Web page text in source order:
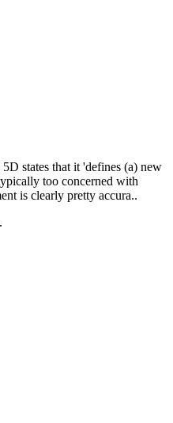
states that it 'defines (a) new
too concerned with
is clearly pretty accura..